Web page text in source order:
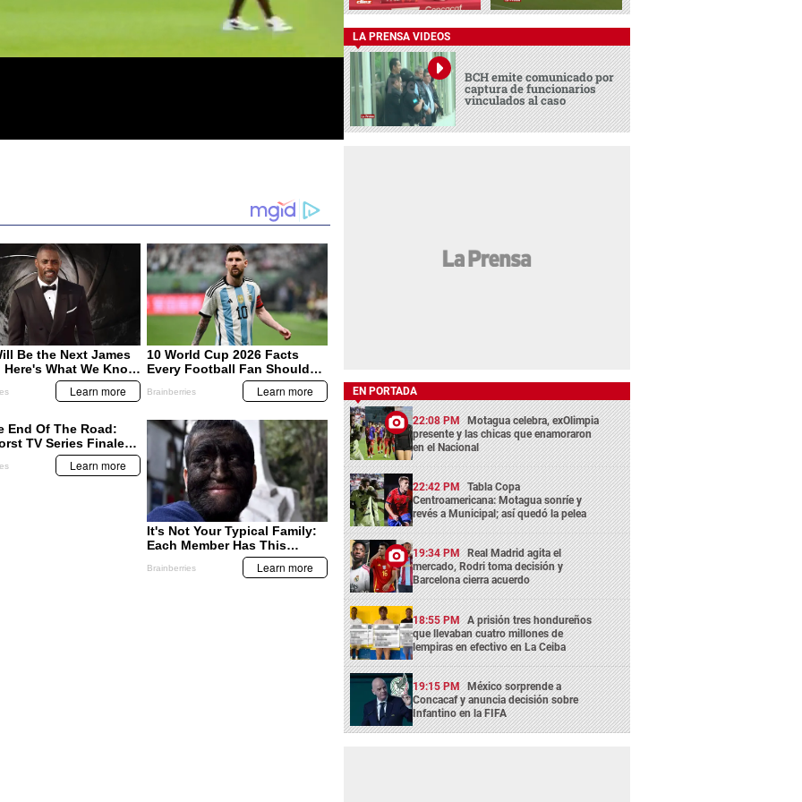
LA PRENSA VIDEOS
BCH emite comunicado por
captura de funcionarios
vinculados al caso
EN PORTADA
22:08 PM Motagua celebra, exOlimpia
presente y las chicas que enamoraron
en el Nacional
22:42 PM Tabla Copa
Centroamericana: Motagua sonríe y
revés a Municipal; así quedó la pelea
19:34 PM Real Madrid agita el
mercado, Rodri toma decisión y
Barcelona cierra acuerdo
18:55 PM A prisión tres hondureños
que llevaban cuatro millones de
lempiras en efectivo en La Ceiba
19:15 PM México sorprende a
Concacaf y anuncia decisión sobre
Infantino en la FIFA